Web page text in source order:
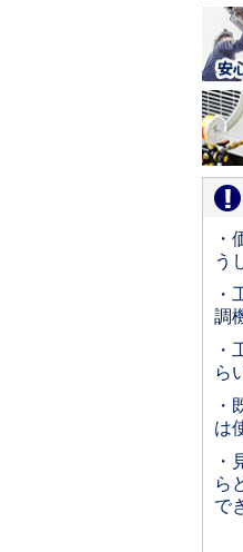
・
う
・
調
・
ら
・
は
・
ら
で